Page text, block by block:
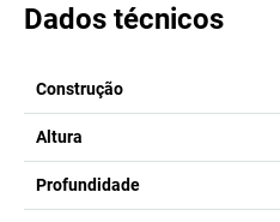
Dados técnicos
Construção
Altura
Profundidade